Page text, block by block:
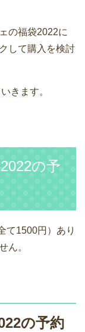
の福袋2022に
して購入を検討
きます。
の予
て1500円）あり
ん。
の予約